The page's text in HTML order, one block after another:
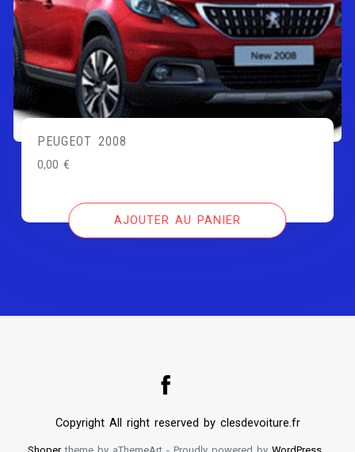
PEUGEOT 2008
0,00€
AJOUTER AU PANIER
Copyright All right reserved by clesdevoiture.fr